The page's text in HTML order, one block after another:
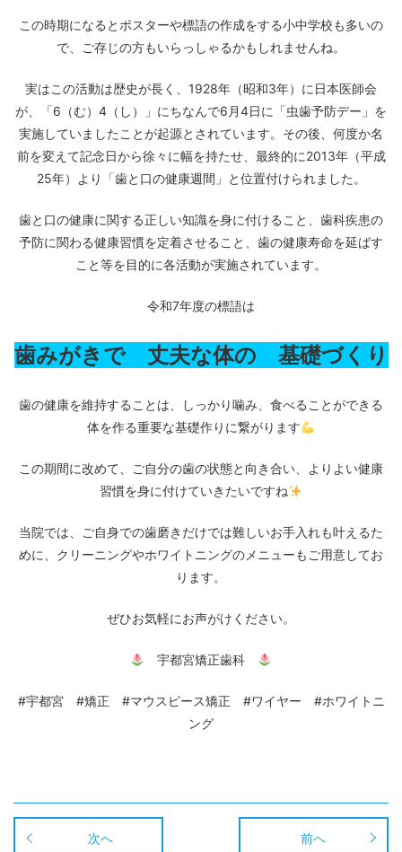
この時期になるとポスターや標語の作成をする小中学校も多いの
で、ご存じの方もいらっしゃるかもしれませんね。
実はこの活動は歴史が長く、1928年（昭和3年）に日本医師会
が、「6（む）4（し）」にちなんで6月4日に「虫歯予防デー」を
実施していましたことが起源とされています。その後、何度か名
前を変えて記念日から徐々に幅を持たせ、最終的に2013年（平成
25年）より「歯と口の健康週間」と位置付けられました。
歯と口の健康に関する正しい知識を身に付けること、歯科疾患の
予防に関わる健康習慣を定着させること、歯の健康寿命を延ばす
こと等を目的に各活動が実施されています。
令和7年度の標語は
歯みがきで 丈夫な体の 基礎づくり
歯の健康を維持することは、しっかり噛み、食べることができる
体を作る重要な基礎作りに繋がります
この期間に改めて、ご自分の歯の状態と向き合い、よりよい健康
習慣を身に付けていきたいですね
当院では、ご自身での歯磨きだけでは難しいお手入れも叶えるた
めに、クリーニングやホワイトニングのメニューもご用意してお
ります。
ぜひお気軽にお声がけください。
宇都宮矯正歯科
#宇都宮 #矯正 #マウスピース矯正 #ワイヤー #ホワイトニ
ング
次へ 前へ